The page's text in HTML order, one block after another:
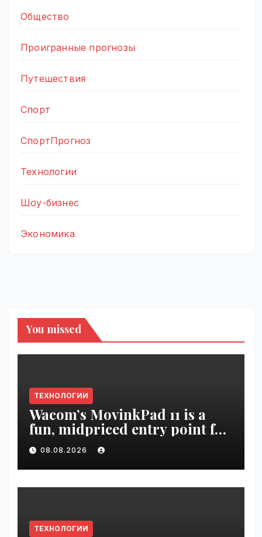
Общество
Проигранные прогнозы
Путешествия
Спорт
СпортПрогноз
Технологии
Шоу-бизнес
Экономика
You missed
ТЕХНОЛОГИИ
Wacom’s MovinkPad 11 is a
fun, midpriced entry point for
digital artists | VseTime.ru
08.08.2026
ТЕХНОЛОГИИ